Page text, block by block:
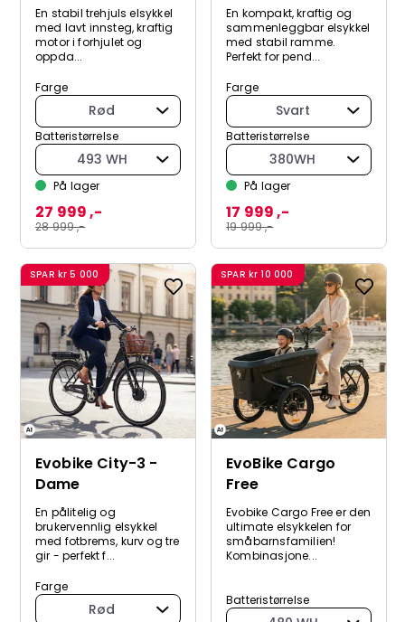
En stabil trehjuls elsykkel
med lavt innsteg, kraftig
motor i forhjulet og
oppda...
Farge
Rød
Batteristørrelse
493 WH
På lager
28 999 ,-
27 999 ,-
En kompakt, kraftig og
sammenleggbar elsykkel
med stabil ramme.
Perfekt for pend...
Farge
Svart
Batteristørrelse
380WH
På lager
19 999 ,-
17 999 ,-
SPAR kr 5 000
Evobike City-3 -
Dame
En pålitelig og
brukervennlig elsykkel
med fotbrems, kurv og tre
gir - perfekt f...
Farge
Rød
SPAR kr 10 000
EvoBike Cargo
Free
Evobike Cargo Free er den
ultimate elsykkelen for
småbarnsfamilien!
Kombinasjone...
Batteristørrelse